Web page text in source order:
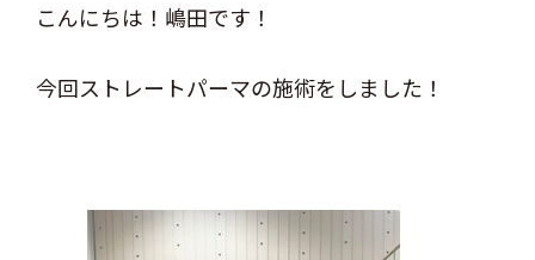
こんにちは！嶋田です！
今回ストレートパーマの施術をしました！